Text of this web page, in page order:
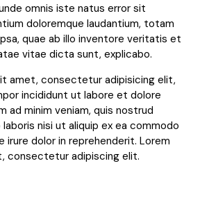
omnis iste natus error sit
doloremque laudantium, totam
quae ab illo inventore veritatis et
vitae dicta sunt, explicabo.
amet, consectetur adipisicing elit,
incididunt ut labore et dolore
ad minim veniam, quis nostrud
nisi ut aliquip ex ea commodo
irure dolor in reprehenderit. Lorem
consectetur adipiscing elit.